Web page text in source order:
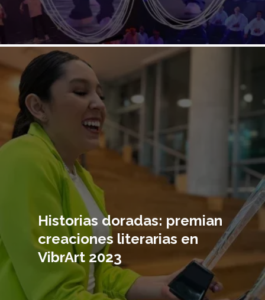
principal
Historias doradas: premian
creaciones literarias en
VibrArt 2023